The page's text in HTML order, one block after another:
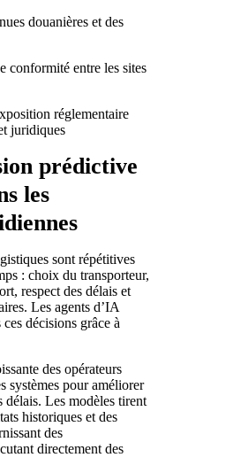
douanières et des
conformité entre les sites
réglementaire
juridiques
prédictive
les
sont répétitives
: choix du transporteur,
respect des délais et
Les agents d’IA
décisions grâce à
des opérateurs
systèmes pour améliorer
délais. Les modèles tirent
historiques et des
des
directement des